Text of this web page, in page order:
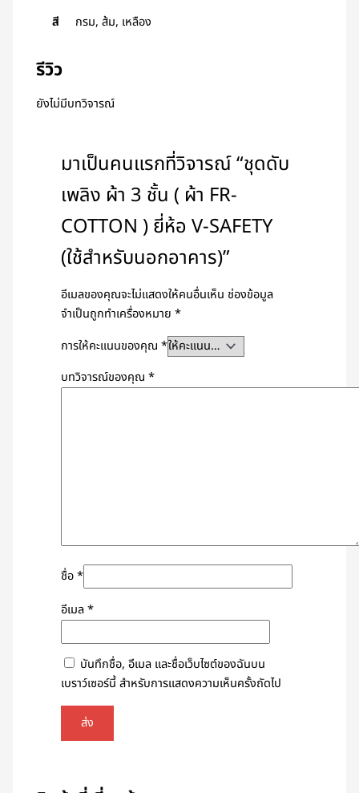
สี กรม, ส้ม, เหลือง
รีวิว
ยังไม่มีบทวิจารณ์
มาเป็นคนแรกที่วิจารณ์ “ชุดดับ
เพลิง ผ้า 3 ชั้น ( ผ้า FR-
COTTON ) ยี่ห้อ V-SAFETY
(ใช้สำหรับนอกอาคาร)”
อีเมลของคุณจะไม่แสดงให้คนอื่นเห็น ช่องข้อมูล
จำเป็นถูกทำเครื่องหมาย*
การให้คะแนนของคุณ*
บทวิจารณ์ของคุณ*
ชื่อ*
อีเมล*
บันทึกชื่อ, อีเมล และชื่อเว็บไซต์ของฉันบน
เบราว์เซอร์นี้ สำหรับการแสดงความเห็นครั้งถัดไป